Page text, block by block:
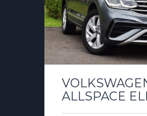
ALLSPACE